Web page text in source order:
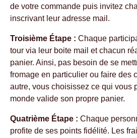
de votre commande puis invitez
inscrivant leur adresse mail.
Troisième Étape : Chaque
tour via leur boite mail et chacun
panier. Ainsi, pas besoin de se
fromage en particulier ou faire des
autre, vous choisissez ce qui vous
monde valide son propre panier.
Quatrième Étape : Chaque
profite de ses points fidélité. Les